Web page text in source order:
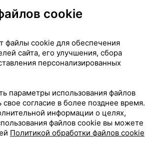
введения, 5 мг ×1,
cookie
файлы cookie для обеспечения
сайта, его улучшения, сбора
персонализированных
параметры использования файлов
согласие в более позднее время.
информации о целях,
файлов cookie вы можете
Политикой обработки файлов cookie